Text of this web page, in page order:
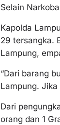
Selain
Kapolda
29 tersangka.
Lampung,
“Dari barang
Lampung. Jika
Dari
orang dan 1